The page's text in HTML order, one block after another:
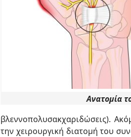
Ανατομία
βλεννοπολυσακχαριδώσεις).
την χειρουργική διατομή του